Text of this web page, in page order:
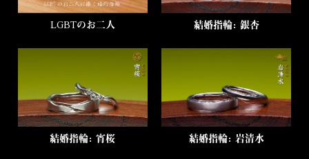
LGBTのお二人 結婚指輪：銀杏
結婚指輪：宵桜 結婚指輪：岩清水